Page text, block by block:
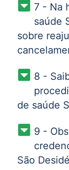
7 - Na
saúde
sobre
8 -
de saúde
9 -
São